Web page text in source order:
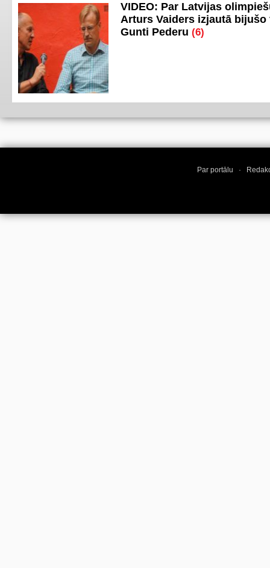
VIDEO: Par Latvijas
Arturs Vaiders izjautā bijušo
Gunti Pederu (6)
Par portālu ·